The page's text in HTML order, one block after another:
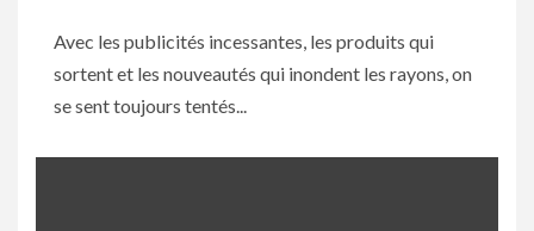
Avec les publicités incessantes, les produits qui
sortent et les nouveautés qui inondent les rayons, on
se sent toujours tentés...